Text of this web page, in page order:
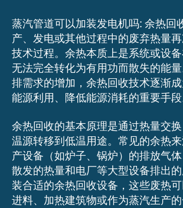
蒸汽管道可以加装发电机吗: 余热回
产、发电或其他过程中的废弃热量
技术过程。余热本质上是系统或设
无法完全转化为有用功而散失的能
排需求的增加，余热回收技术逐渐
能源利用、降低能源消耗的重要手段
余热回收的基本原理是通过热量交
温源转移到低温用途。常见的余热
产设备（如炉子、锅炉）的排放气
散发的热量和电厂等大型设备排出
装合适的余热回收设备，这些废热
进料、加热建筑物或作为蒸汽生产的